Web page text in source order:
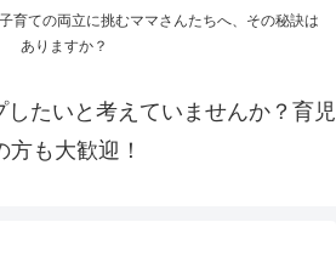
育ての両立に挑むママさんたちへ、その秘訣は
ありますか？
たいと考えていませんか？育児
方も大歓迎！